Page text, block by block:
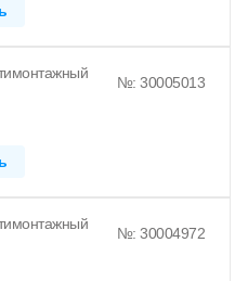
№: 30005013
№: 30004972